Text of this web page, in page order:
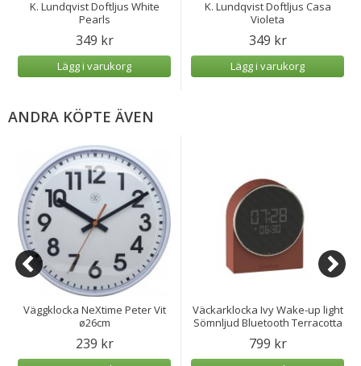
K. Lundqvist Doftljus White
Pearls
349 kr
Lägg i varukorg
K. Lundqvist Doftljus Casa
Violeta
349 kr
Lägg i varukorg
ANDRA KÖPTE ÄVEN
Väggklocka NeXtime Peter Vit
ø26cm
239 kr
Väckarklocka Ivy Wake-up light
Sömnljud Bluetooth Terracotta
799 kr